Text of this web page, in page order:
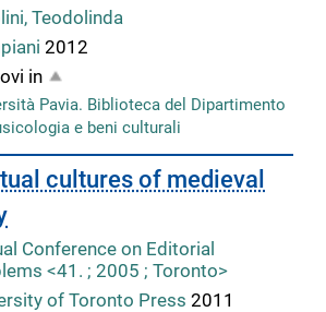
Teodolinda
2012
in
Pavia. Biblioteca del Dipartimento
e beni culturali
cultures of medieval
Conference on Editorial
<41. ; 2005 ; Toronto>
of Toronto Press2011